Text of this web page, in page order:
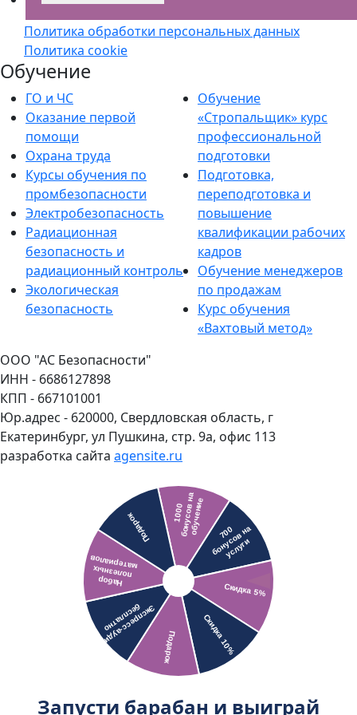
Политика обработки персональных данных
Политика cookie
Обучение
ГО и ЧС
Оказание первой
помощи
Охрана труда
Курсы обучения по
промбезопасности
Электробезопасность
Радиационная
безопасность и
радиационный контроль
Экологическая
безопасность
Обучение
«Стропальщик» курс
профессиональной
подготовки
Подготовка,
переподготовка и
повышение
квалификации рабочих
кадров
Обучение менеджеров
по продажам
Курс обучения
«Вахтовый метод»
ООО "АС Безопасности"
ИНН - 6686127898
КПП - 667101001
Юр.адрес - 620000, Свердловская область, г
Екатеринбург, ул Пушкина, стр. 9а, офис 113
разработка сайта agensite.ru
Запусти барабан и выиграй